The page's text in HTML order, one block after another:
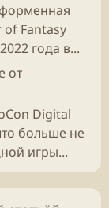
of Fantasy
года в...
от
Digital
больше не
игры...